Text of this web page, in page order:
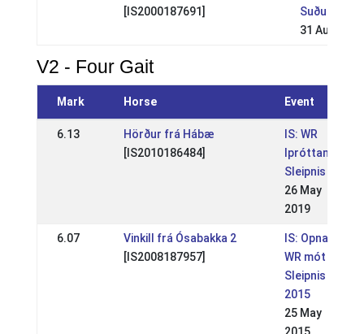
[IS2000187691]
31 Aug 2008
V2 - Four Gait
Mark Horse Event
6.13
Hörður frá Hábæ
[IS2010186484]
IS: WR
lpróttamót
Sleipnis
26 May
2019
6.07
Vinkill frá Ósabakka 2
[IS2008187957]
IS: Opna
WR mót
Sleipnis
2015
25 May